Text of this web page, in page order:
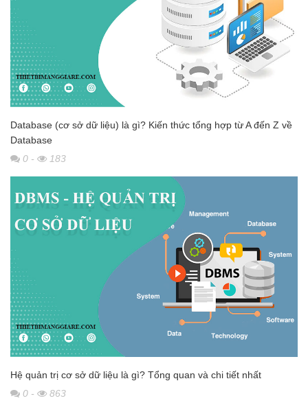
Database (cơ sở dữ liệu) là gì? Kiến thức tổng hợp từ A đến Z về
Database
0 - 183
Hệ quản trị cơ sở dữ liệu là gì? Tổng quan và chi tiết nhất
0 - 863